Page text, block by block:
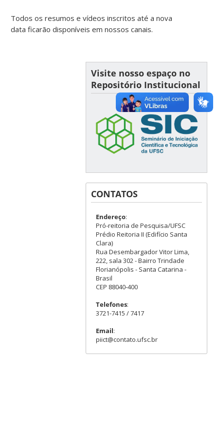
Todos os resumos e vídeos inscritos até a nova
data ficarão disponíveis em nossos canais.
Visite nosso espaço no
Repositório Institucional
CONTATOS
Endereço:
Pró-reitoria de Pesquisa/UFSC
Prédio Reitoria II (Edifício Santa
Clara)
Rua Desembargador Vitor Lima,
222, sala 302 - Bairro Trindade
Florianópolis - Santa Catarina -
Brasil
CEP 88040-400
Telefones:
3721-7415 / 7417
Email:
piict@contato.ufsc.br